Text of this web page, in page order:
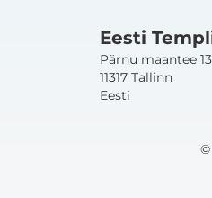
Eesti
Pärnu
11317 Tallinn
Eesti
©